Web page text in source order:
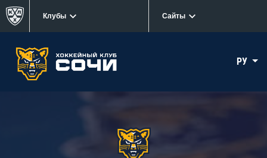
Клубы Сайты
РУ